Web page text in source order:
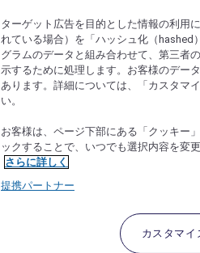
ターゲット広告を目的とした情報の利用
れている場合）を「ハッシュ化（hashed
グラムのデータと組み合わせて、第三者
示するために処理します。お客様のデー
あります。詳細については、「カスタマ
い。
お客様は、ページ下部にある「クッキー
ックすることで、いつでも選択内容を変
さらに詳しく
提携パートナー
カスタマイ